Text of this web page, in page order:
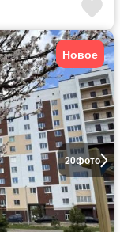
20фото
Новое